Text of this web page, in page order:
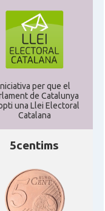
per que el
de Catalunya
una Llei Electoral
Catalana
5centims